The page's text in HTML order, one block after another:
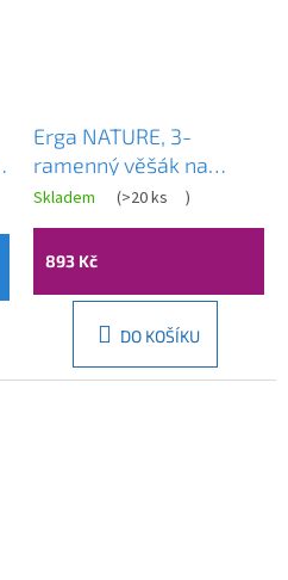
Erga NATURE, 3-
ramenný věšák na
ručníky 320mm,
chromová, ERG-04871
Skladem (>20 ks )
893 Kč
DO KOŠÍKU